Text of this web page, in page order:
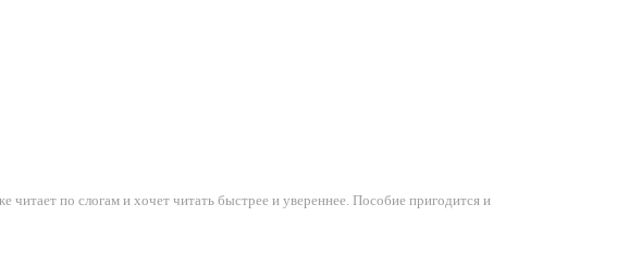
по слогам и хочет читать быстрее и увереннее. Пособие пригодится и